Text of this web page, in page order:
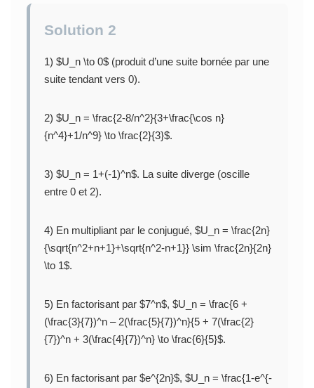
Solution 2
1) $U_n \to 0$ (produit d’une suite bornée par une
suite tendant vers 0).
2) $U_n = \frac{2-8/n^2}{3+\frac{\cos n}
{n^4}+1/n^9} \to \frac{2}{3}$.
3) $U_n = 1+(-1)^n$. La suite diverge (oscille
entre 0 et 2).
4) En multipliant par le conjugué, $U_n = \frac{2n}
{\sqrt{n^2+n+1}+\sqrt{n^2-n+1}} \sim \frac{2n}{2n}
\to 1$.
5) En factorisant par $7^n$, $U_n = \frac{6 +
(\frac{3}{7})^n – 2(\frac{5}{7})^n}{5 + 7(\frac{2}
{7})^n + 3(\frac{4}{7})^n} \to \frac{6}{5}$.
6) En factorisant par $e^{2n}$, $U_n = \frac{1-e^{-